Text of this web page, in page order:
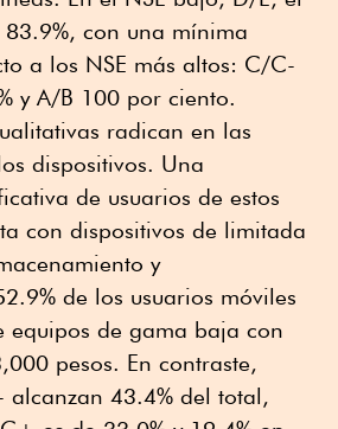
con una mínima
a los NSE más altos: C/C-
y A/B 100 por ciento.
radican en las
dispositivos. Una
de usuarios de estos
con dispositivos de limitada
y
de los usuarios móviles
equipos de gama baja con
pesos. En contraste,
alcanzan 43.4% del total,